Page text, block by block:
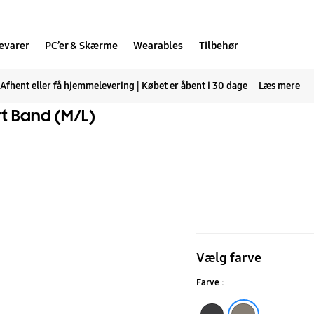
PC’er & Skærme Wearables Tilbehør
Afhent eller få hjemmelevering | Købet er åbent i 30 dage Læs mere
Band (M/L)
Watch5
Vælg farve
Farve :